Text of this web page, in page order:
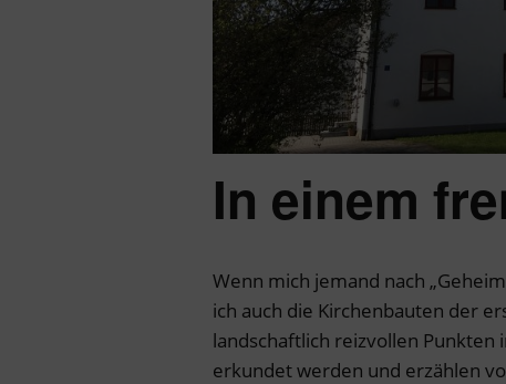
In einem
Wenn mich jemand nach
ich auch die Kirchenbauten der
landschaftlich reizvollen Punkten
erkundet werden und erzählen